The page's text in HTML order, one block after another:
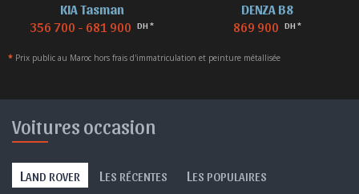
KIA Tasman
356 700 - 681 900 DH *
DENZA B8
869 900 DH *
* Prix public au Maroc hors frais d'immatriculation et peinture métallisée
Voitures occasion
LAND ROVER L ES RÉCENTES L ES POPULAIRES